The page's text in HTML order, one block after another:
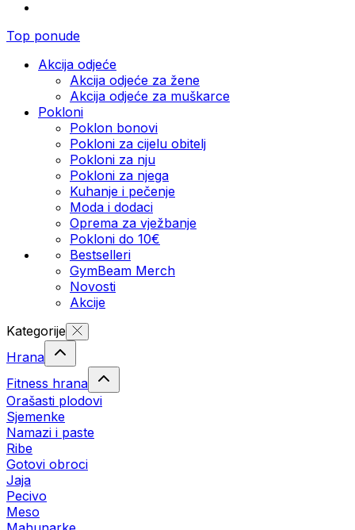
Top ponude
Akcija odjeće
Akcija odjeće za žene
Akcija odjeće za muškarce
Pokloni
Poklon bonovi
Pokloni za cijelu obitelj
Pokloni za nju
Pokloni za njega
Kuhanje i pečenje
Moda i dodaci
Oprema za vježbanje
Pokloni do 10€
Bestselleri
GymBeam Merch
Novosti
Akcije
Kategorije
Hrana
Fitness hrana
Orašasti plodovi
Sjemenke
Namazi i paste
Ribe
Gotovi obroci
Jaja
Pecivo
Meso